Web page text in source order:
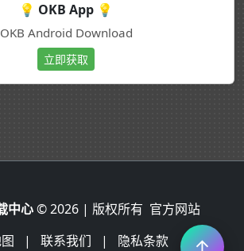
💡 OKB App 💡
OKB Android Download
立即获取
中心© 2026 | 版权所有 官方网站
| 联系我们 | 隐私条款